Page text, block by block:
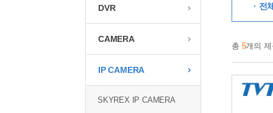
DVR
CAMERA
IP CAMERA
SKYREX IP CAMERA
· 전
총 5개의